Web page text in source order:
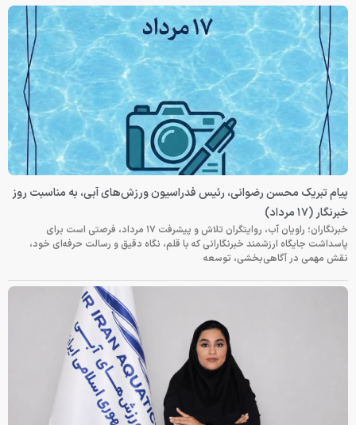
پیام تبریک محسن رضوانی، رئیس فدراسیون ورزش‌های آبی، به مناسبت روز
خبرنگار (۱۷ مرداد)
خبرنگاران؛ راویان آب، روایتگران تلاش و پیشرفت ۱۷ مرداد، فرصتی است برای
پاسداشت جایگاه ارزشمند خبرنگارانی که با قلم، نگاه دقیق و رسالت حرفه‌ای خود،
نقش مهمی در آگاهی‌بخشی، توسعه